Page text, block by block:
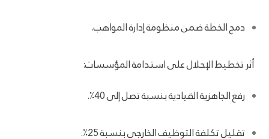
دمج الخطة ضمن منظومة إدارة المواهب.
أثر تخطيط الإحلال على استدامة المؤسسات:
رفع الجاهزية القيادية بنسبة تصل إلى 40٪.
تقليل تكلفة التوظيف الخارجي بنسبة 25٪.